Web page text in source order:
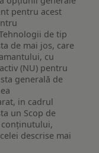
pentru acest
de tip
de mai jos, care
cu
(NU) pentru
generală de
in cadrul
un Scop de
descrise mai